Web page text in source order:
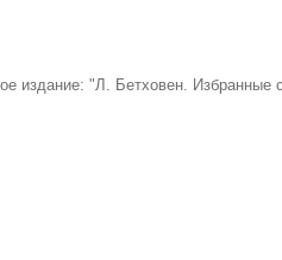
издание: "Л. Бетховен. Избранные